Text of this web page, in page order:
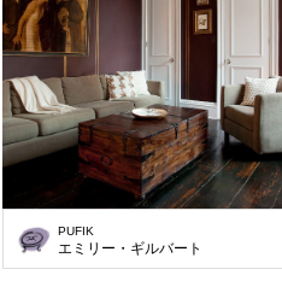
PUFIK
エミリー・ギルバート